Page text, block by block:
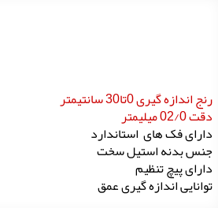
رنج اندازه گیری 0تا30 سانتیمتر
دقت 02/0 میلیمتر
دارای فک های استاندارد
جنس بدنه استیل سخت
دارای پیچ تنظیم
توانایی اندازه گیری عمق